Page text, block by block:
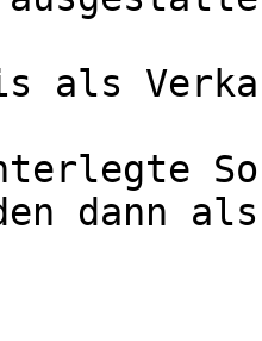
als
dann